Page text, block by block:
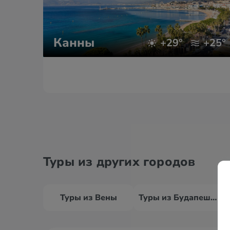
Канны +29° +25°
Туры из других городов
Туры из Вены Туры из Будапешта